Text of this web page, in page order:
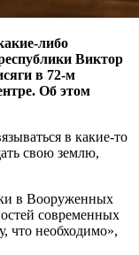
либо
Виктор
в 72-м
Об этом
в какие-то
свою землю,
в Вооруженных
современных
что необходимо»,